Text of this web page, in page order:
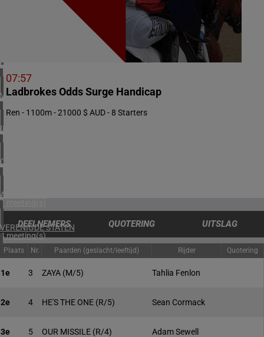
BAHREIN
1 meeting(s)
VERENIGD KONINKRIJK
5 meeting(s)
IERLAND
1 meeting(s)
CHILI
1 meeting(s)
ARGENTINIË
1 meeting(s)
VERENIGDE STATEN
4 meeting(s)
07:57
Ladbrokes Odds Surge Handicap
Ren - 1100m - 21000 $ AUD - 8 Starters
DEELNEMERS QUOTERING UITSLAG
Plaats Nr. Paarden (geslacht/leeftijd) Rijder Quotering
1e 3 ZAYA (M/5) Tahlia Fenlon
2e 4 HE'S THE ONE (R/5) Sean Cormack
3e 5 OUR MISSILE (R/4) Adam Sewell